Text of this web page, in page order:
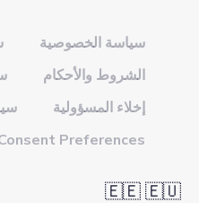
سياسة الخصوصية
الشروط والأحكام
إخلاء المسؤولية
Preferences
🇪🇪 🇪🇺